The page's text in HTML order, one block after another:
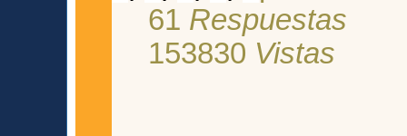
61 Respuestas
153830 Vistas